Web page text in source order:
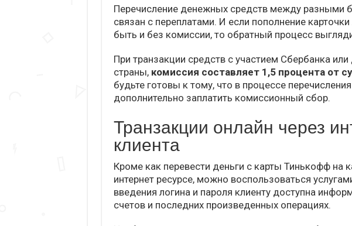
Перечисление денежных средств между разными
связан с переплатами. И если пополнение
быть и без комиссии, то обратный процесс
При транзакции средств с участием Сбербанка
страны, комиссия составляет 1,5 процента от
будьте готовы к тому, что в процессе
дополнительно заплатить комиссионный сбор.
Транзакции онлайн через
клиента
Кроме как перевести деньги с карты Тинькофф на
интернет ресурсе, можно воспользоваться
введения логина и пароля клиенту доступна
счетов и последних произведенных операциях.